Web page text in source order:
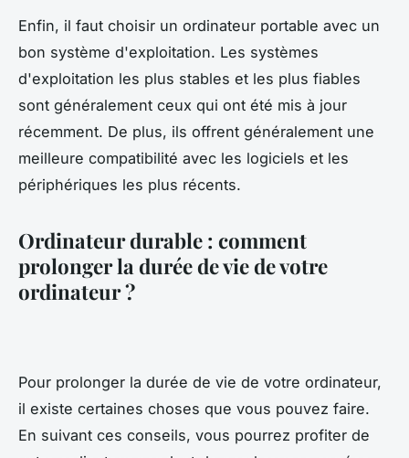
Enfin, il faut choisir un ordinateur portable avec un
bon système d'exploitation. Les systèmes
d'exploitation les plus stables et les plus fiables
sont généralement ceux qui ont été mis à jour
récemment. De plus, ils offrent généralement une
meilleure compatibilité avec les logiciels et les
périphériques les plus récents.
Ordinateur durable : comment
prolonger la durée de vie de votre
ordinateur ?
Pour prolonger la durée de vie de votre ordinateur,
il existe certaines choses que vous pouvez faire.
En suivant ces conseils, vous pourrez profiter de